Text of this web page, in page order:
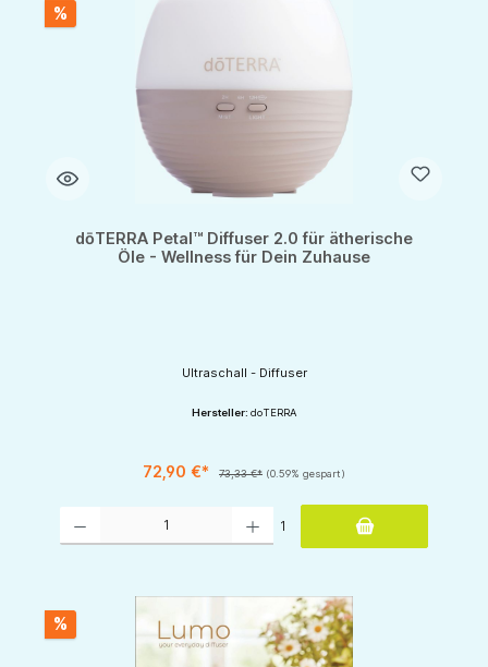
%
dōTERRA Petal™ Diffuser 2.0 für ätherische
Öle - Wellness für Dein Zuhause
Ultraschall - Diffuser
Hersteller: doTERRA
72,90 €* 73,33 €* (0.59% gespart)
1
%